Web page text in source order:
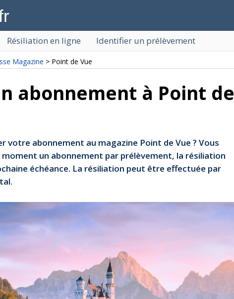
Résiliation en ligne Identifier un prélèvement
Magazine > Point de Vue
abonnement à Point de
votre abonnement au magazine Point de Vue ? Vous
un abonnement par prélèvement, la résiliation
échéance. La résiliation peut être effectuée par